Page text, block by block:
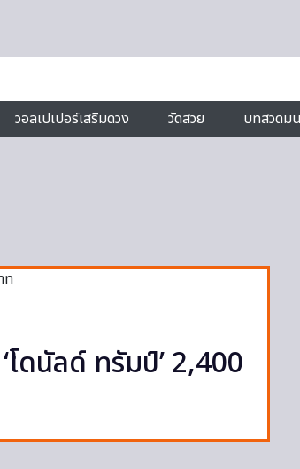
วอลเปเปอร์เสริมดวง วัดสวย บทสวดม
โดนัลด์ ทรัมป์’ 2,400